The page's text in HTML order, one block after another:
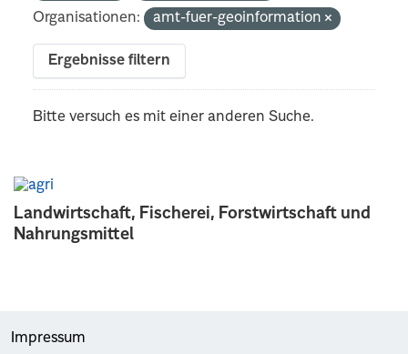
Landwirtschaft, Fischerei, Forstwirtschaft und
Nahrungsmittel
Organisationen:
amt-fuer-geoinformation
Ergebnisse filtern
Bitte versuch es mit einer anderen Suche.
Impressum